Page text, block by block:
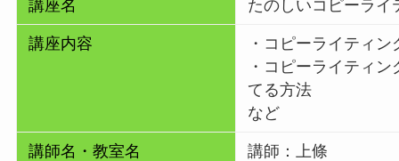
講座名 たのしいコピーライ
講座内容
・コピーライティン
・コピーライティ
てる方法
など
講師名・教室名 講師：上條